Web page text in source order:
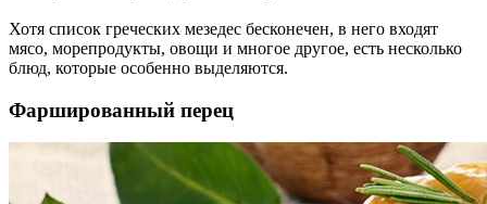
Хотя список греческих мезедес бесконечен, в него входят
мясо, морепродукты, овощи и многое другое, есть несколько
блюд, которые особенно выделяются.
Фаршированный перец